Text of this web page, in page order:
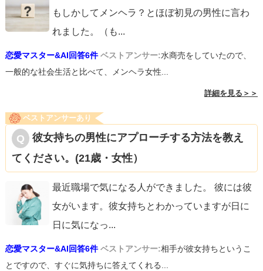
もしかしてメンヘラ？とほぼ初見の男性に言わ
れました。（も...
恋愛マスター&AI回答6件 ベストアンサー:水商売をしていたので、
一般的な社会生活と比べて、メンヘラ女性...
詳細を見る＞＞
ベストアンサーあり
彼女持ちの男性にアプローチする方法を教え
てください。(21歳・女性）
最近職場で気になる人ができました。 彼には彼
女がいます。彼女持ちとわかっていますが日に
日に気になっ...
恋愛マスター&AI回答6件 ベストアンサー:相手が彼女持ちというこ
とですので、すぐに気持ちに答えてくれる...